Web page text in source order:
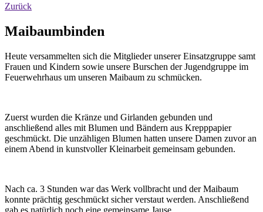
Zurück
Maibaumbinden
Heute versammelten sich die Mitglieder unserer Einsatzgruppe samt
Frauen und Kindern sowie unsere Burschen der Jugendgruppe im
Feuerwehrhaus um unseren Maibaum zu schmücken.
Zuerst wurden die Kränze und Girlanden gebunden und
anschließend alles mit Blumen und Bändern aus Krepppapier
geschmückt. Die unzähligen Blumen hatten unsere Damen zuvor an
einem Abend in kunstvoller Kleinarbeit gemeinsam gebunden.
Nach ca. 3 Stunden war das Werk vollbracht und der Maibaum
konnte prächtig geschmückt sicher verstaut werden. Anschließend
gab es natürlich noch eine gemeinsame Jause.